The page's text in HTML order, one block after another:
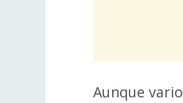
Aunque